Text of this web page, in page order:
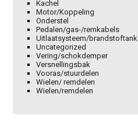
Kachel
Motor/Koppeling
Onderstel
Pedalen/gas-/remkabels
Uitlaatsysteem/brandstoftank
Uncategorized
Vering/schokdemper
Versnellingsbak
Vooras/stuurdelen
Wielen/ remdelen
Wielen/remdelen